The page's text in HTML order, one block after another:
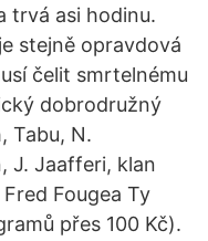
trvá asi hodinu.
stejně opravdová
čelit smrtelnému
dobrodružný
Tabu, N.
J. Jaafferi, klan
Fougea Ty
přes 100 Kč).